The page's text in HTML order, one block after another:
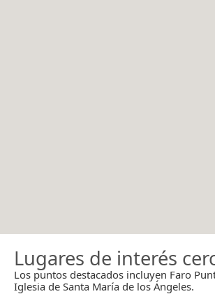
Lugares de interés
Los puntos destacados incluyen Faro
Iglesia de Santa María de los Ángeles.